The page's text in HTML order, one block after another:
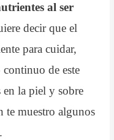
al ser
decir que el
para cuidar,
de este
en la piel y sobre
te muestro algunos